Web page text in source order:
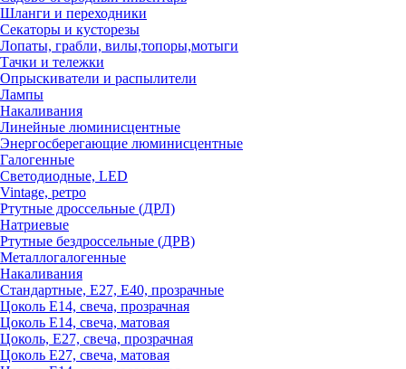
Шланги и переходники
Секаторы и кусторезы
Лопаты, грабли, вилы,топоры,мотыги
Тачки и тележки
Опрыскиватели и распылители
Лампы
Накаливания
Линейные люминисцентные
Энергосберегающие люминисцентные
Галогенные
Светодиодные, LED
Vintage, ретро
Ртутные дроссельные (ДРЛ)
Натриевые
Ртутные бездроссельные (ДРВ)
Металлогалогенные
Накаливания
Стандартные, Е27, Е40, прозрачные
Цоколь Е14, свеча, прозрачная
Цоколь Е14, свеча, матовая
Цоколь, Е27, свеча, прозрачная
Цоколь Е27, свеча, матовая